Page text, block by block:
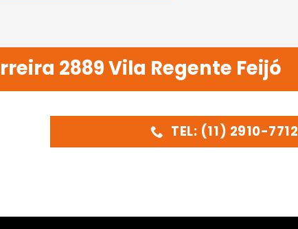
2889 Vila Regente Feijó
TEL: (11) 2910-7712